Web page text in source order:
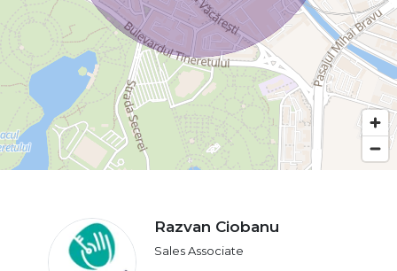
Razvan Ciobanu
Sales Associate